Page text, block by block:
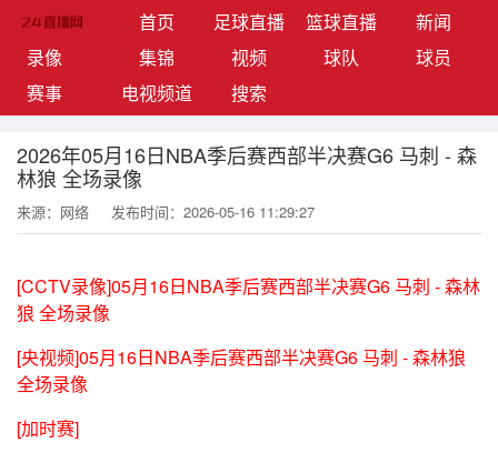
首页(current)足球直播 篮球直播
新闻
录像
集锦 视频 球队
球员
赛事
电视频道 搜索
2026年05月16日NBA季后赛西部半决赛G6 马刺 - 森
林狼 全场录像
来源：网络 发布时间：2026-05-16 11:29:27
[CCTV录像]05月16日NBA季后赛西部半决赛G6 马刺 - 森林
狼 全场录像
[央视频]05月16日NBA季后赛西部半决赛G6 马刺 - 森林狼
全场录像
[加时赛]